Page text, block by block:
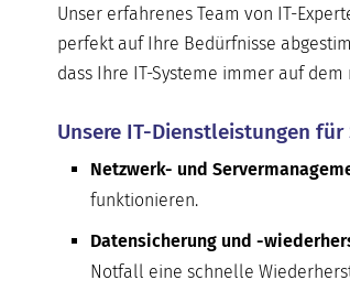
Unser erfahrenes Team von IT-
perfekt auf Ihre Bedürfnisse
dass Ihre IT-Systeme immer auf dem
Unsere IT-Dienstleistungen
Netzwerk- und
funktionieren.
Datensicherung und -
Notfall eine schnelle